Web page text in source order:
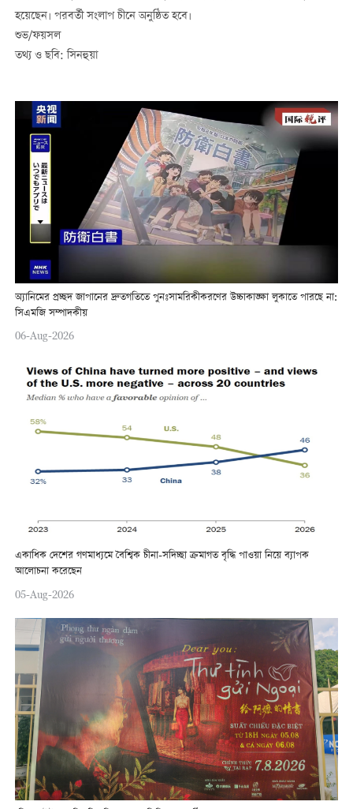
হয়েছেন। পরবর্তী সংলাপ চীনে অনুষ্ঠিত হবে।
শুভ/ফয়সল
তথ্য ও ছবি: সিনহুয়া
অ্যানিমের প্রচ্ছদ জাপানের দ্রুতগতিতে পুনঃসামরিকীকরণের উচ্চাকাঙ্ক্ষা লুকাতে পারছে না:
সিএমজি সম্পাদকীয়
06-Aug-2026
একাধিক দেশের গণমাধ্যমে বৈশ্বিক চীনা-সদিচ্ছা ক্রমাগত বৃদ্ধি পাওয়া নিয়ে ব্যাপক
আলোচনা করেছেন
05-Aug-2026